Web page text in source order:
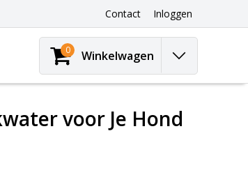
Contact Inloggen
0 Winkelwagen
voor Je Hond